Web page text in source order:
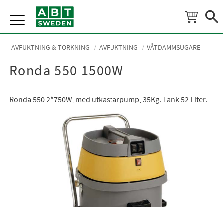
Meny
AVFUKTNING & TORKNING AVFUKTNING VÅTDAMMSUGARE
Ronda 550 1500W
Ronda 550 2*750W, med utkastarpump, 35Kg. Tank 52 Liter.